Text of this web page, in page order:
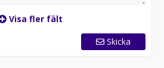
Visa fler fält
Skicka